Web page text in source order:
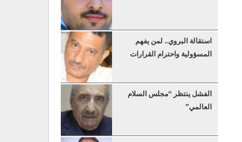
استقالة البروي.. لمن يفهم
المسؤولية واحترام القرارات
الفشل ينتظر “مجلس السلام
العالمي”